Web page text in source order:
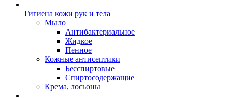
Гигиена кожи рук и тела
Мыло
Антибактериальное
Жидкое
Пенное
Кожные антисептики
Бесспиртовые
Cпиртосодержащие
Крема, лосьоны